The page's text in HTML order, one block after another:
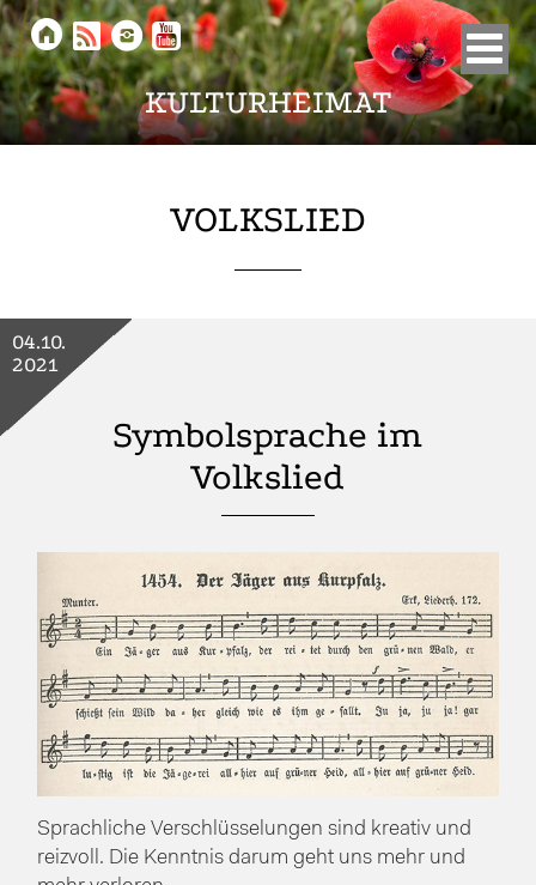
KULTURHEIMAT
    
VOLKSLIED
Symbolsprache im
Volkslied
04.10.
2021
Sprachliche Verschlüsselungen sind kreativ und
reizvoll. Die Kenntnis darum geht uns mehr und